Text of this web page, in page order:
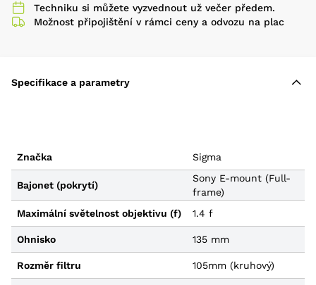
Techniku si můžete vyzvednout už večer předem.
Možnost připojištění v rámci ceny a odvozu na plac
Specifikace a parametry
Značka Sigma
Bajonet (pokrytí)
Sony E-mount (Full-
frame)
Maximální světelnost objektivu (f)
1.4 f
Ohnisko 135 mm
Rozměr filtru 105mm (kruhový)